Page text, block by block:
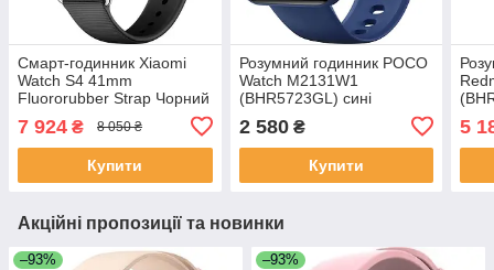
Смарт-годинник Xiaomi
Watch S4 41mm
Fluororubber Strap Чорний
7 924 ₴ 8 050 ₴
Купити
Розумний годинник POCO
Watch M2131W1
(BHR5723GL) сині
2 580₴
Купити
5
Акційні пропозиції та новинки
–93% –93%